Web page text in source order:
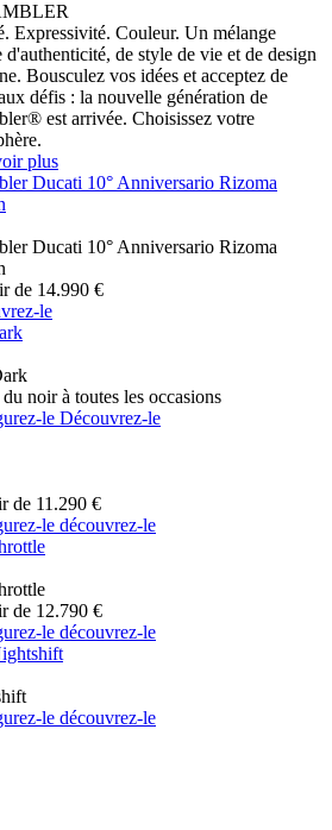
Expressivité. Couleur. Un mélange
d'authenticité, de style de vie et de design
Bousculez vos idées et acceptez de
défis : la nouvelle génération de
est arrivée. Choisissez votre
plus
Ducati 10° Anniversario Rizoma
Ducati 10° Anniversario Rizoma
de 14.990 €
le
noir à toutes les occasions
le Découvrez-le
de 11.290 €
le découvrez-le
de 12.790 €
le découvrez-le
le découvrez-le